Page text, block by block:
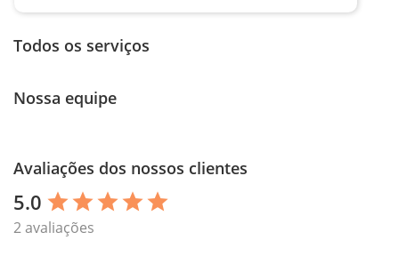
Todos os serviços
Nossa equipe
Avaliações dos nossos clientes
5.0 star star star star star
2 avaliações